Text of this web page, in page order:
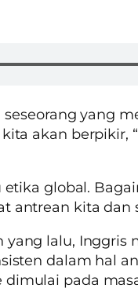
seseorang yang
akan berpikir,
global.
antrean kita dan
yang lalu, Inggris
dalam hal
pada